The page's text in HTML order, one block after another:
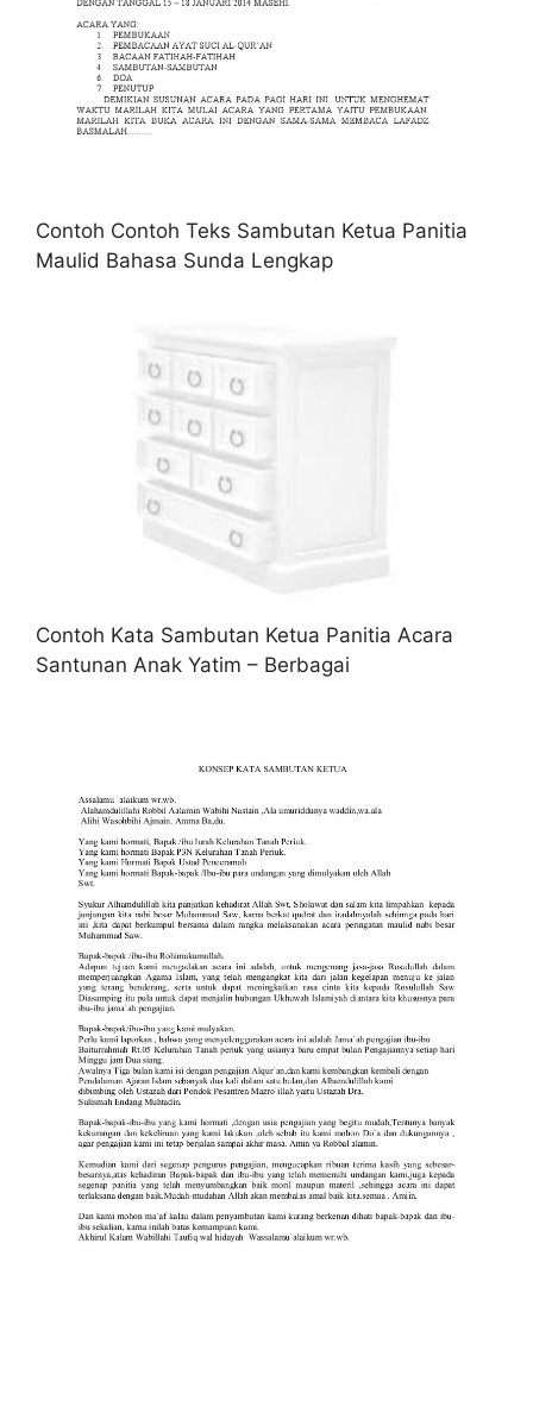
Contoh Contoh Teks Sambutan Ketua Panitia
Maulid Bahasa Sunda Lengkap
Contoh Kata Sambutan Ketua Panitia Acara
Santunan Anak Yatim – Berbagai